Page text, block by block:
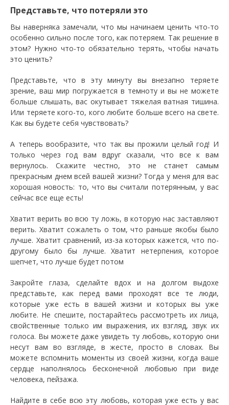
Представьте, что потеряли это
Вы наверняка замечали, что мы начинаем ценить что-то
особенно сильно после того, как потеряем. Так решение в
этом? Нужно что-то обязательно терять, чтобы начать
это ценить?
Представьте, что в эту минуту вы внезапно теряете
зрение, ваш мир погружается в темноту и вы не можете
больше слышать, вас окутывает тяжелая ватная тишина.
Или теряете кого-то, кого любите больше всего на свете.
Как вы будете себя чувствовать?
А теперь вообразите, что так вы прожили целый год! И
только через год вам вдруг сказали, что все к вам
вернулось. Скажите честно, это не станет самым
прекрасным днем всей вашей жизни? Тогда у меня для вас
хорошая новость: то, что вы считали потерянным, у вас
сейчас все еще есть!
Хватит верить во всю ту ложь, в которую нас заставляют
верить. Хватит сожалеть о том, что раньше якобы было
лучше. Хватит сравнений, из-за которых кажется, что по-
другому было бы лучше. Хватит нетерпения, которое
шепчет, что лучше будет потом
Закройте глаза, сделайте вдох и на долгом выдохе
представьте, как перед вами проходят все те люди,
которые уже есть в вашей жизни и которых вы уже
любите. Не спешите, постарайтесь рассмотреть их лица,
свойственные только им выражения, их взгляд, звук их
голоса. Вы можете даже увидеть ту любовь, которую они
несут вам во взгляде, в жесте, просто в словах. Вы
можете вспомнить моменты из своей жизни, когда ваше
сердце наполнялось бесконечной любовью при виде
человека, пейзажа.
Найдите в себе всю эту любовь, которая уже есть у вас